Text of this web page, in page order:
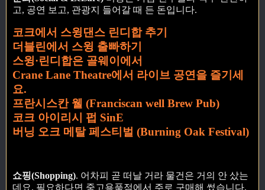
고, 공연 보고, 관광지 들어갈 때 든 돈입니다.
코크에서 스윙댄스 린디합 추기
더블린에서 스윙 출빠하기
스윙·린디합은 골웨이에서
Crane Lane Theatre에서 라이브 공연을 즐기세
요.
프란시스칸 웰 (Franciscan well Brew Pub)
코크 아이리시 펍 SinE
버닝 오크 메탈 페스티벌 (Burning Oak Festival)
쇼핑(Shopping). 어차피 곧 떠날 거라 물건은 거의 안 샀는
데요. 필요하다면 중고용품점에서 주로 구매해 썼습니다.